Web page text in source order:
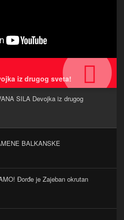
iz drugog sveta!
SILA Devojka iz drugog
BALKANSKE
Đorđe je Zajeban okrutan